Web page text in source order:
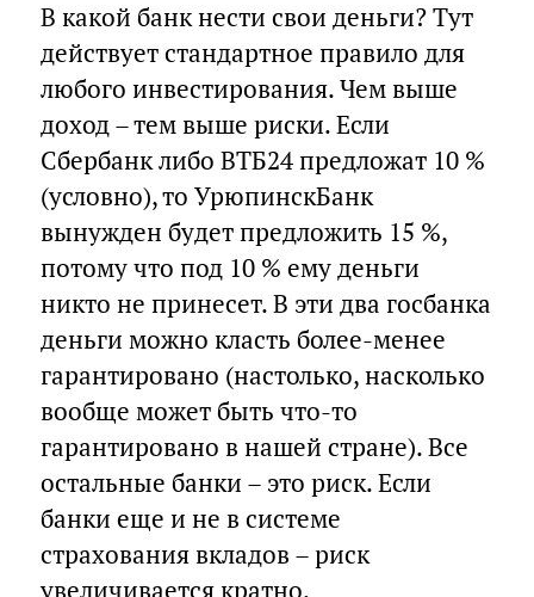
В какой банк нести свои деньги? Тут
действует стандартное правило для
любого инвестирования. Чем выше
доход – тем выше риски. Если
Сбербанк либо ВТБ24 предложат 10 %
(условно), то УрюпинскБанк
вынужден будет предложить 15 %,
потому что под 10 % ему деньги
никто не принесет. В эти два госбанка
деньги можно класть более-менее
гарантировано (настолько, насколько
вообще может быть что-то
гарантировано в нашей стране). Все
остальные банки – это риск. Если
банки еще и не в системе
страхования вкладов – риск
увеличивается кратно.